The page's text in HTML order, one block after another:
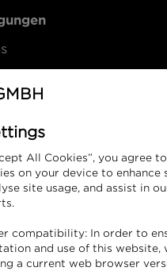
1
0
All Cookies”, you agree
on your device to enhance
site usage, and assist in
compatibility: In order to
and use of this website,
a current web browser